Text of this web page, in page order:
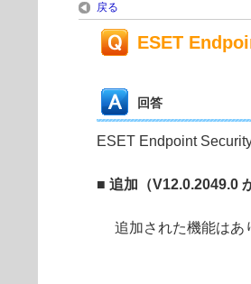
戻る
ESET
回答
ESET Endpoint
■ 追加（V12.0.2049.0
追加された機能はあ